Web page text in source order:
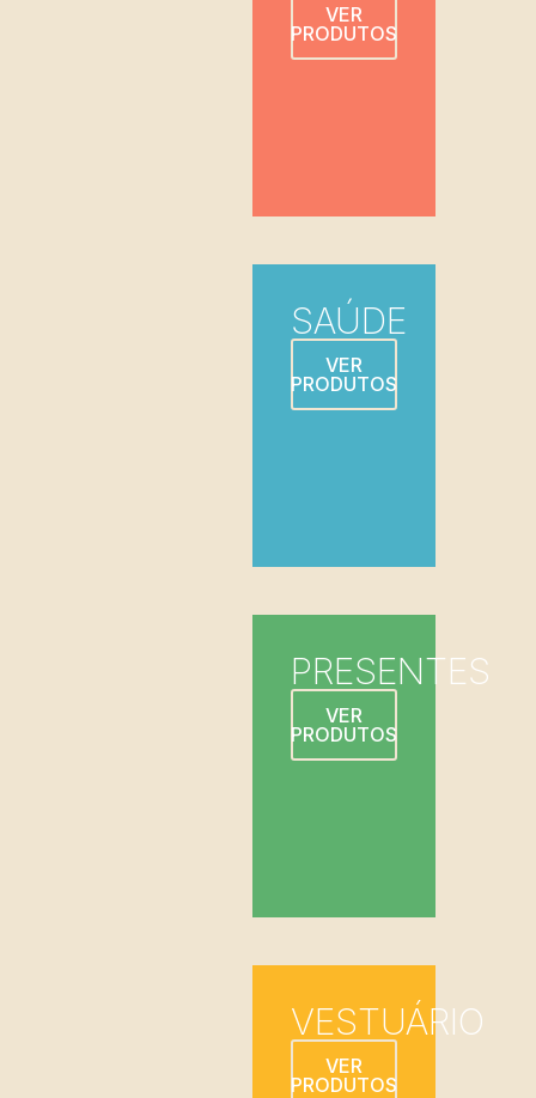
VER
PRODUTOS
SAÚDE
VER
PRODUTOS
PRESENTES
VER
PRODUTOS
VESTUÁRIO
VER
PRODUTOS